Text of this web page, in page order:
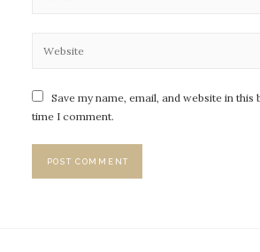
Save my name, email, and website in
time I comment.